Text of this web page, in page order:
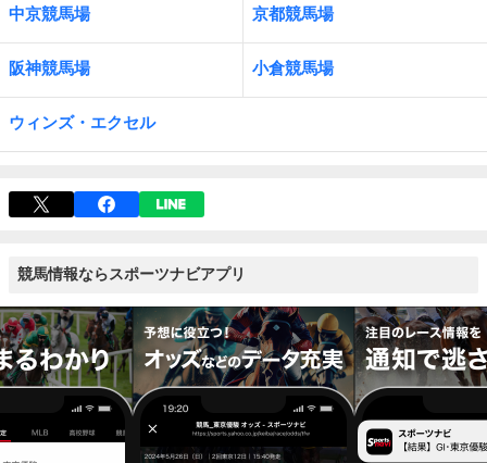
中京競馬場 京都競馬場
阪神競馬場 小倉競馬場
ウィンズ・エクセル
競馬情報ならスポーツナビアプリ